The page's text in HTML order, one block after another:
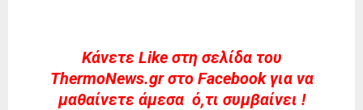
Kάνετε Like στη σελίδα του
ThermoNews.gr στο Facebook για να
μαθαίνετε άμεσα ό,τι συμβαίνει !